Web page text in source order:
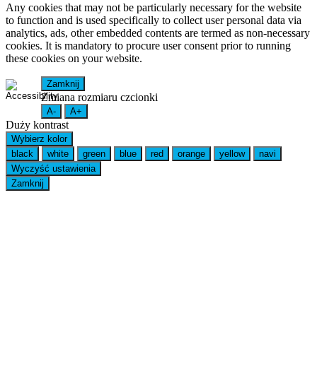
Any cookies that may not be particularly necessary for the website
to function and is used specifically to collect user personal data via
analytics, ads, other embedded contents are termed as non-necessary
cookies. It is mandatory to procure user consent prior to running
these cookies on your website.
Zamknij
Zmiana rozmiaru czcionki
A- A+
Duży kontrast
Wybierz kolor
black
white green blue red orange yellow
navi
Wyczyść ustawienia
Zamknij